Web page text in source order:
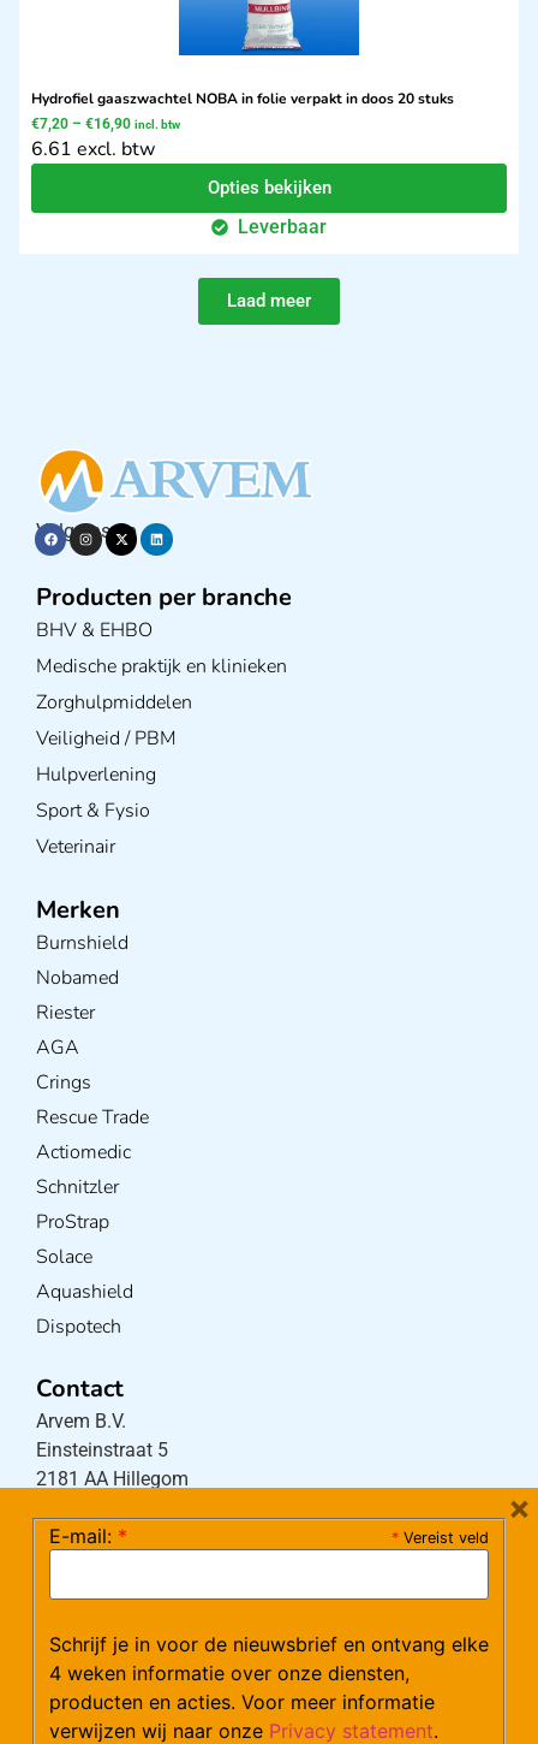
Hydrofiel gaaszwachtel NOBA in folie verpakt in doos 20 stuks
€7,20 – €16,90 incl. btw
6.61 excl. btw
Opties bekijken
Leverbaar
Laad meer
Volg ons op
Producten per branche
BHV & EHBO
Medische praktijk en klinieken
Zorghulpmiddelen
Veiligheid / PBM
Hulpverlening
Sport & Fysio
Veterinair
Merken
Burnshield
Nobamed
Riester
AGA
Crings
Rescue Trade
Actiomedic
Schnitzler
ProStrap
Solace
Aquashield
Dispotech
Contact
Arvem B.V.
Einsteinstraat 5
2181 AA Hillegom
(maandag – donderdag 08:30-17:15 uur / vrijdag
Mail:klantenservice@arvem.nl
Werken bij Arvem?
* Vereist veld
E-mail: *
Schrijf je in voor de nieuwsbrief en ontvang elke
4 weken informatie over onze diensten,
producten en acties. Voor meer informatie
verwijzen wij naar onze Privacy statement.
×